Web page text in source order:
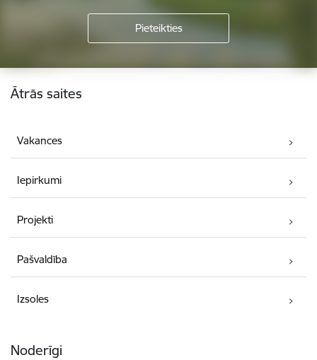
Kājene
Ātrās saites
Vakances
Iepirkumi
Projekti
Pašvaldība
Izsoles
Noderīgi